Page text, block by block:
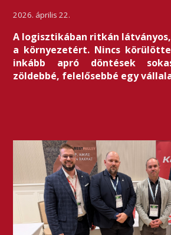
2026. április 22.
A logisztikában ritkán
a környezetért. Nincs
inkább apró döntések
zöldebbé, felelősebbé egy